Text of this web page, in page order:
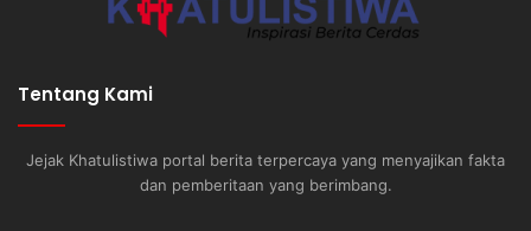
Tentang Kami
Jejak Khatulistiwa portal berita terpercaya yang menyajikan fakta
dan pemberitaan yang berimbang.